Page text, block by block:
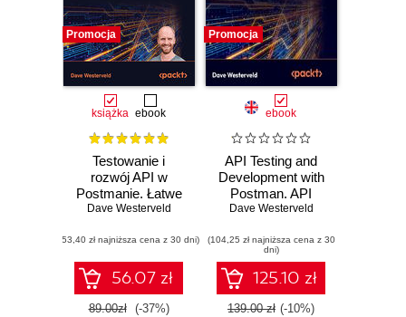
Promocja
książka ebook
Testowanie i
rozwój API w
Postmanie. Łatwe
tworzenie,
debugowanie i
zarządzanie API.
Wydanie II
Dave Westerveld
(53,40 zł najniższa cena z 30 dni)
56.07 zł
89.00zł (-37%)
Promocja
ebook
API Testing and
Development with
Postman. API
creation, testing,
management
made easy -
Second Edition
Dave Westerveld
(104,25 zł najniższa cena z 30
dni)
125.10 zł
139.00 zł (-10%)